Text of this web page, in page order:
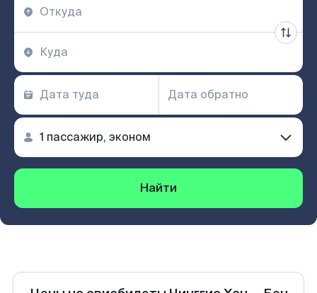
Найти